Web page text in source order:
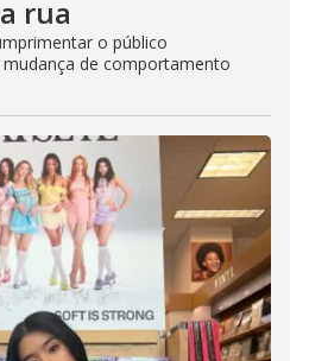
rua
o público
de comportamento